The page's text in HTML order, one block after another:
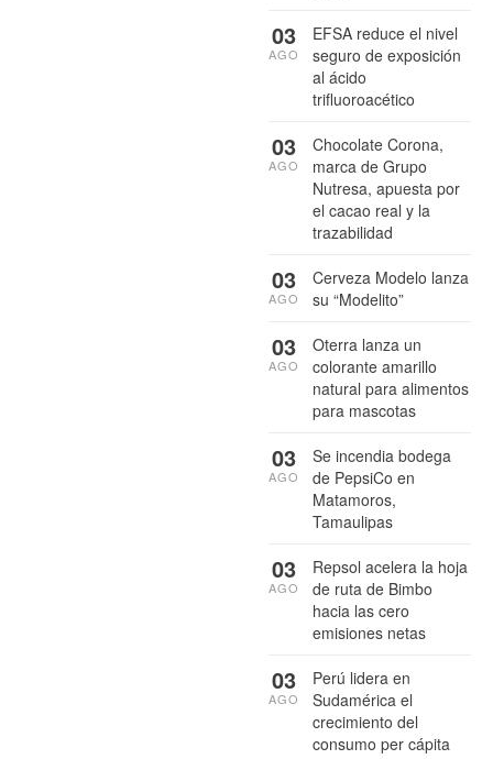
EFSA reduce el nivel
seguro de exposición
al ácido
trifluoroacético
03
AGO
Chocolate Corona,
marca de Grupo
Nutresa, apuesta por
el cacao real y la
trazabilidad
03
AGO
Cerveza Modelo lanza
su “Modelito”
03
AGO
Oterra lanza un
colorante amarillo
natural para alimentos
para mascotas
03
AGO
Se incendia bodega
de PepsiCo en
Matamoros,
Tamaulipas
03
AGO
Repsol acelera la hoja
de ruta de Bimbo
hacia las cero
emisiones netas
03
AGO
Perú lidera en
Sudamérica el
crecimiento del
consumo per cápita
03
AGO